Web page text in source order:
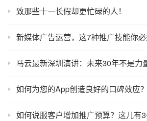
致那些十一长假却更忙碌的人！
新媒体广告运营，这7种推广技能你必
如何为您的App创造良好的口碑效应？